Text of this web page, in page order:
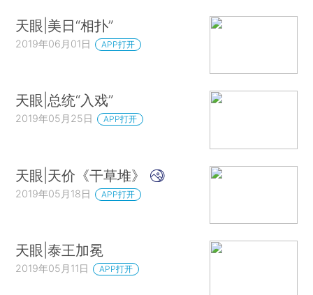
天眼|美日“相扑”
2019年06月01日 APP打开
天眼|总统“入戏”
2019年05月25日 APP打开
天眼|天价《干草堆》
2019年05月18日 APP打开
天眼|泰王加冕
2019年05月11日 APP打开